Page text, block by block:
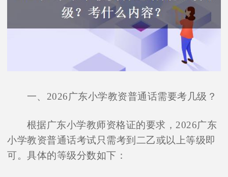
一、2026广东小学教资普通话需要考几级？
根据广东小学教师资格证的要求，2026广东
小学教资普通话考试只需考到二乙或以上等级即
可。具体的等级分数如下：